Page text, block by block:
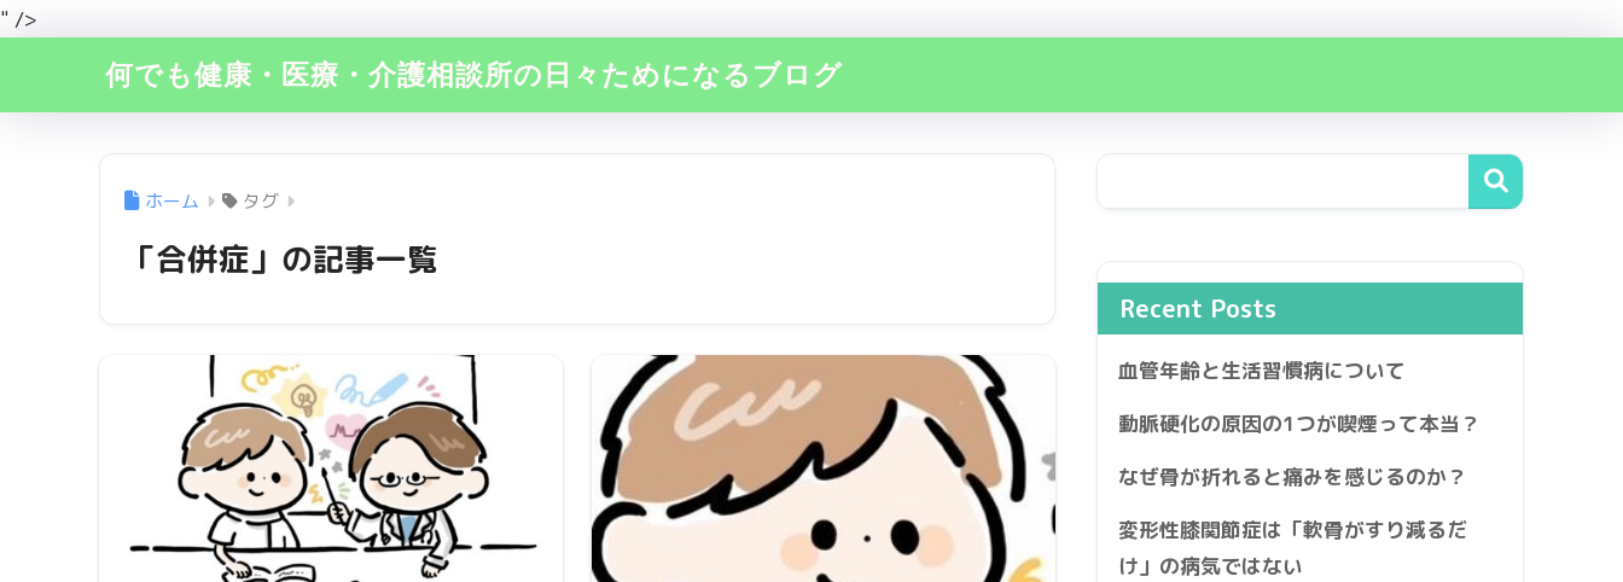
" />
何でも健康・医療・介護相談所の日々ためになるブログ
ホーム タグ
「合併症」の記事一覧
Recent Posts
血管年齢と生活習慣病について
動脈硬化の原因の1つが喫煙って本当？
なぜ骨が折れると痛みを感じるのか？
変形性膝関節症は「軟骨がすり減るだ
け」の病気ではない